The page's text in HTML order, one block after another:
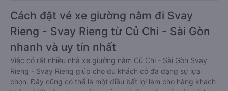
Cách đặt vé xe giường nằm đi Svay
Rieng - Svay Rieng từ Củ Chi - Sài Gòn
nhanh và uy tín nhất
Việc có rất nhiều nhà xe giường nằm Củ Chi - Sài Gòn Svay
Rieng - Svay Rieng giúp cho du khách có đa dạng sự lựa
chọn. Đây cũng có thể là một điều bất lợi làm cho hàng khách